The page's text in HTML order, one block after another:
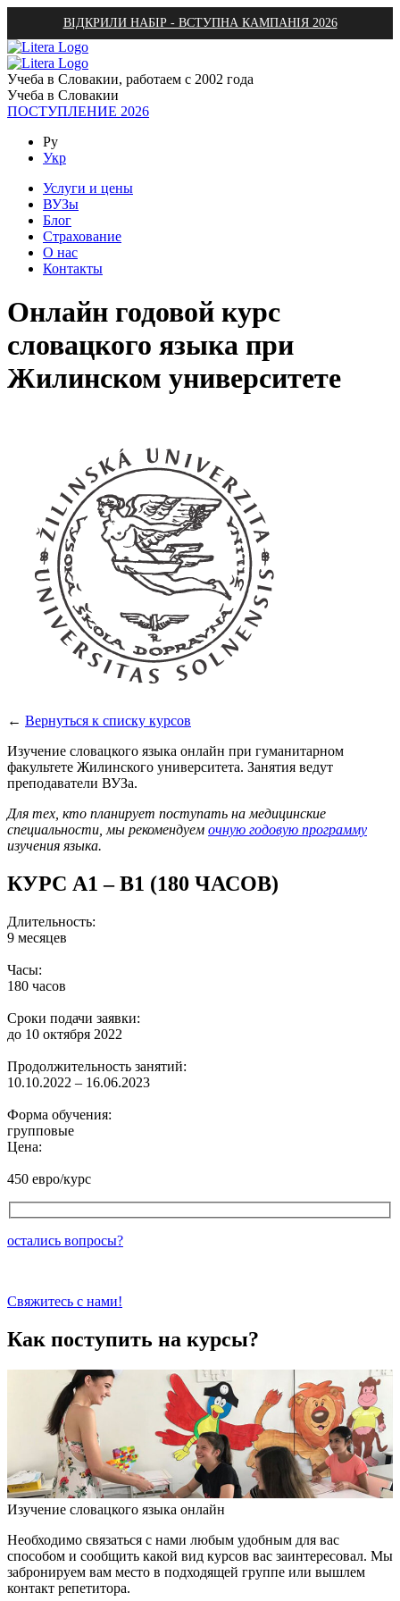
ВІДКРИЛИ НАБІР - ВСТУПНА КАМПАНІЯ 2026
Учеба в Словакии, работаем с 2002 года
Учеба в Словакии
ПОСТУПЛЕНИЕ 2026
Ру
Укр
Услуги и цены
ВУЗы
Блог
Страхование
О нас
Контакты
Онлайн годовой курс
словацкого языка при
Жилинском университете
← Вернуться к списку курсов
Изучение словацкого языка онлайн при гуманитарном
факультете Жилинского университета. Занятия ведут
преподаватели ВУЗа.
Для тех, кто планирует поступать на медицинские
специальности, мы рекомендуем очную годовую программу
изучения языка.
КУРС A1 – B1 (180 ЧАСОВ)
Длительность:
9 месяцев
Часы:
180 часов
Сроки подачи заявки:
до 10 октября 2022
Продолжительность занятий:
10.10.2022 – 16.06.2023
Форма обучения:
групповые
Цена:
450 евро/курс
остались вопросы?
Свяжитесь с нами!
Как поступить на курсы?
Изучение словацкого языка онлайн
Необходимо связаться с нами любым удобным для вас
способом и сообщить какой вид курсов вас заинтересовал. Мы
забронируем вам место в подходящей группе или вышлем
контакт репетитора.